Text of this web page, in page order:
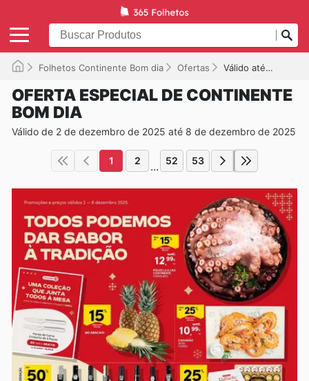
Folhetos Continente Bom dia Ofertas Válido até 08/12/2025
OFERTA ESPECIAL DE CONTINENTE
BOM DIA
Válido de 2 de dezembro de 2025 até 8 de dezembro de 2025
1 2 ... 52 53